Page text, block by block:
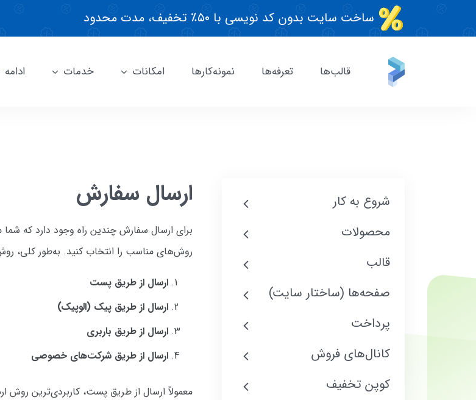
ساخت سایت بدون کد نویسی با ۵۰٪ تخفیف، مدت محدود
قالب‌ها تعرفه‌ها نمونه‌کارها امکانات خدمات ادامه
ارسال سفارش
برای ارسال سفارش چندین راه وجود دارد که
روش‌های مناسب را انتخاب کنید. به‌طور کلی،
ارسال از طریق پست
ارسال از طریق پیک (الوپیک)
ارسال از طریق باربری
ارسال از طریق شرکت‌های خصوصی
معمولاً ارسال از طریق پست، کاربردی‌ترین
شروع به کار
محصولات
قالب
صفحه‌ها (ساختار سایت)
پرداخت
کانال‌های فروش
کوپن تخفیف